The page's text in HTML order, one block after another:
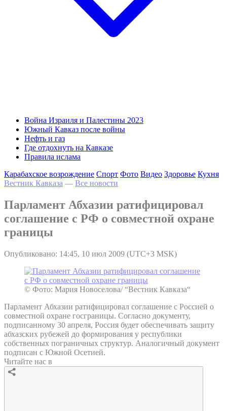
Война Израиля и Палестины 2023
Южный Кавказ после войны
Нефть и газ
Где отдохнуть на Кавказе
Правила ислама
Карабахское возрождение Спорт Фото Видео Здоровье Кухня
Вестник Кавказа — Все новости
Парламент Абхазии ратифицировал
соглашение с РФ о совместной охране
границы
Опубликовано: 14:45, 10 июл 2009 (UTC+3 MSK)
© Фото: Мария Новоселова/ “Вестник Кавказа“
Парламент Абхазии ратифицировал соглашение с Россией о
совместной охране госграницы. Согласно документу,
подписанному 30 апреля, Россия будет обеспечивать защиту
абхазских рубежей до формирования у республики
собственных пограничных структур. Аналогичный документ
подписан с Южной Осетией.
Читайте нас в